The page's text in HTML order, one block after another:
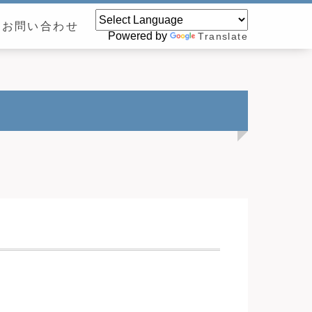
お問い合わせ
Powered by
Translate